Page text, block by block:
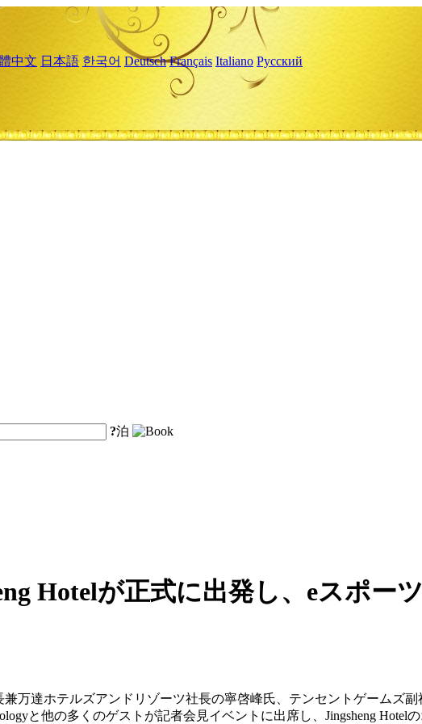
中文 日本語 한국어 Deutsch Français Italiano Русский
?泊
Hotelが正式に出発し、eスポー
万達ホテルズアンドリゾーツ社長の寧啓峰氏、テンセントゲームズ
と他の多くのゲストが記者会見イベントに出席し、Jingsheng